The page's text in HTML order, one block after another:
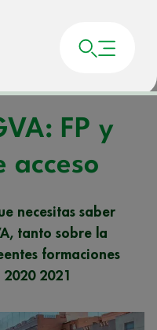
FP y
acceso
necesitas saber
tanto sobre la
formaciones
2021